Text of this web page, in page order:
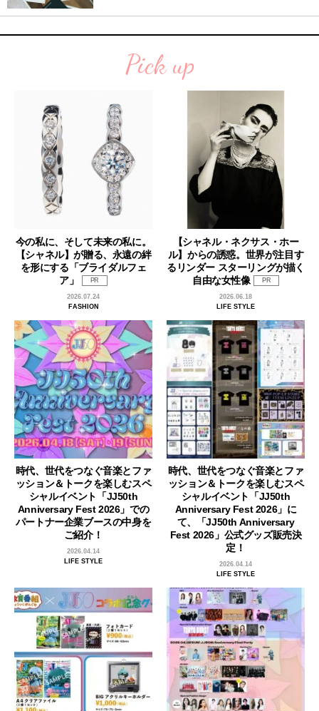
Pick up
今の私に、そして未来の私に。
【シャネル】が贈る、永遠の絆
を形にする「ブライダルフェ
ア」
PR
2026.07.24
FASHION
【シャネル・ネクサス・ホー
ル】からの誘惑。世界が注目す
るリンダー スターリングが描く
自由な女性像
PR
2026.06.18
LIFE STYLE
時代、世代をつなぐ音楽とファ
ッション＆トークを楽しむスペ
シャルイベント「JJ50th
Anniversary Fest 2026」での
パートナー企業ブースの中身を
ご紹介！
2026.04.14
LIFE STYLE
時代、世代をつなぐ音楽とファ
ッション＆トークを楽しむスペ
シャルイベント「JJ50th
Anniversary Fest 2026」に
て、「JJ50th Anniversary
Fest 2026」公式グッズ販売決
定！
2026.04.14
LIFE STYLE